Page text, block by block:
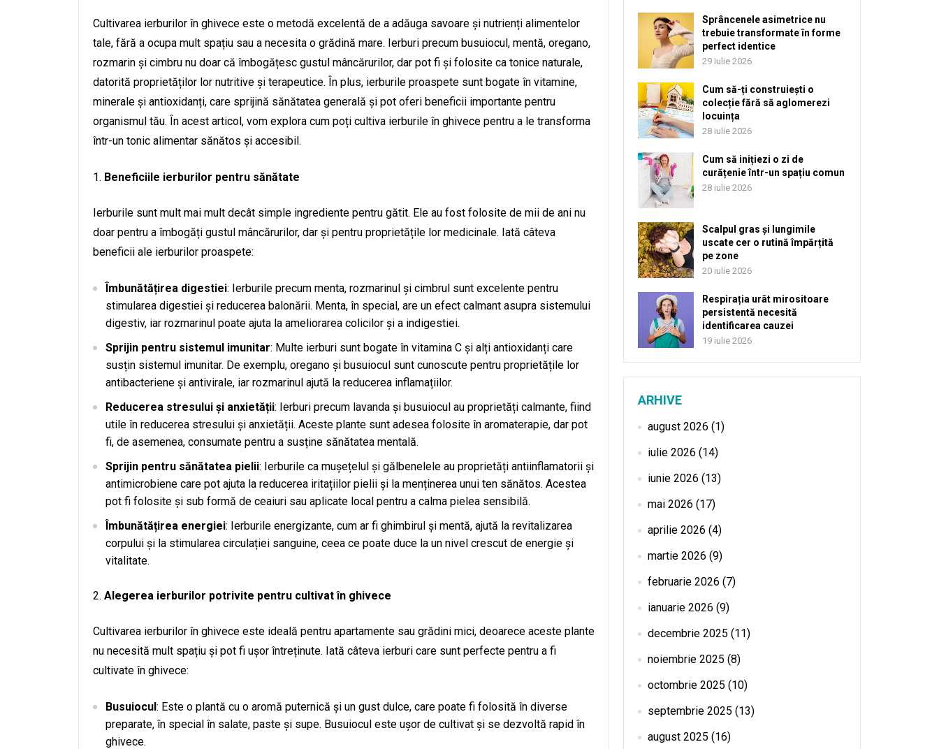
Cultivarea ierburilor în ghivece este o metodă excelentă de a adăuga savoare și nutrienți alimentelor
tale, fără a ocupa mult spațiu sau a necesita o grădină mare. Ierburi precum busuiocul, mentă, oregano,
rozmarin și cimbru nu doar că îmbogățesc gustul mâncărurilor, dar pot fi și folosite ca tonice naturale,
datorită proprietăților lor nutritive și terapeutice. În plus, ierburile proaspete sunt bogate în vitamine,
minerale și antioxidanți, care sprijină sănătatea generală și pot oferi beneficii importante pentru
organismul tău. În acest articol, vom explora cum poți cultiva ierburile în ghivece pentru a le transforma
într-un tonic alimentar sănătos și accesibil.
Beneficiile ierburilor pentru sănătate
Ierburile sunt mult mai mult decât simple ingrediente pentru gătit. Ele au fost folosite de mii de ani nu
doar pentru a îmbogăți gustul mâncărurilor, dar și pentru proprietățile lor medicinale. Iată câteva
beneficii ale ierburilor proaspete:
Îmbunătățirea digestiei: Ierburile precum menta, rozmarinul și cimbrul sunt excelente pentru
stimularea digestiei și reducerea balonării. Menta, în special, are un efect calmant asupra sistemului
digestiv, iar rozmarinul poate ajuta la ameliorarea colicilor și a indigestiei.
Sprijin pentru sistemul imunitar: Multe ierburi sunt bogate în vitamina C și alți antioxidanți care
susțin sistemul imunitar. De exemplu, oregano și busuiocul sunt cunoscute pentru proprietățile lor
antibacteriene și antivirale, iar rozmarinul ajută la reducerea inflamațiilor.
Reducerea stresului și anxietății: Ierburi precum lavanda și busuiocul au proprietăți calmante, fiind
utile în reducerea stresului și anxietății. Aceste plante sunt adesea folosite în aromaterapie, dar pot
fi, de asemenea, consumate pentru a susține sănătatea mentală.
Sprijin pentru sănătatea pielii: Ierburile ca mușețelul și gălbenelele au proprietăți antiinflamatorii și
antimicrobiene care pot ajuta la reducerea iritațiilor pielii și la menținerea unui ten sănătos. Acestea
pot fi folosite și sub formă de ceaiuri sau aplicate local pentru a calma pielea sensibilă.
Îmbunătățirea energiei: Ierburile energizante, cum ar fi ghimbirul și mentă, ajută la revitalizarea
corpului și la stimularea circulației sanguine, ceea ce poate duce la un nivel crescut de energie și
vitalitate.
Alegerea ierburilor potrivite pentru cultivat în ghivece
Cultivarea ierburilor în ghivece este ideală pentru apartamente sau grădini mici, deoarece aceste plante
nu necesită mult spațiu și pot fi ușor întreținute. Iată câteva ierburi care sunt perfecte pentru a fi
cultivate în ghivece:
Busuiocul: Este o plantă cu o aromă puternică și un gust dulce, care poate fi folosită în diverse
preparate, în special în salate, paste și supe. Busuiocul este ușor de cultivat și se dezvoltă rapid în
ghivece.
Sprâncenele asimetrice nu
trebuie transformate în forme
perfect identice
29 iulie 2026
Cum să-ți construiești o
colecție fără să aglomerezi
locuința
28 iulie 2026
Cum să inițiezi o zi de
curățenie într-un spațiu comun
28 iulie 2026
Scalpul gras și lungimile
uscate cer o rutină împărțită
pe zone
20 iulie 2026
Respirația urât mirositoare
persistentă necesită
identificarea cauzei
19 iulie 2026
ARHIVE
august 2026 (1)
iulie 2026 (14)
iunie 2026 (13)
mai 2026 (17)
aprilie 2026 (4)
martie 2026 (9)
februarie 2026 (7)
ianuarie 2026 (9)
decembrie 2025 (11)
noiembrie 2025 (8)
octombrie 2025 (10)
septembrie 2025 (13)
august 2025 (16)